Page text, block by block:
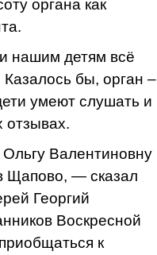
органа как
нашим детям всё
бы, орган –
умеют слушать и
отзывах.
Валентиновну
Щапово, — сказал
Георгий
Воскресной
к